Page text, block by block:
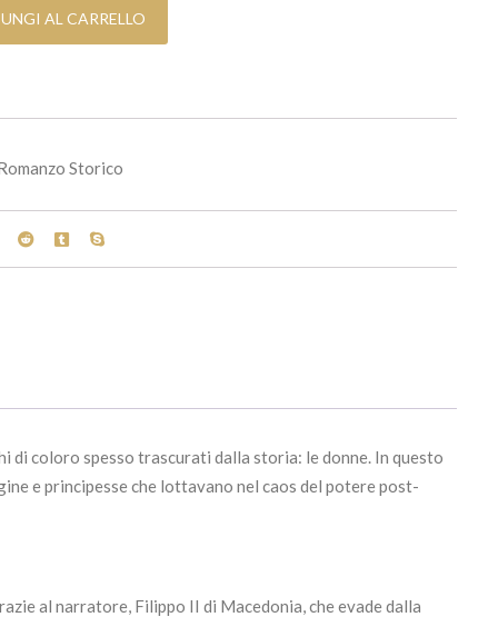
AL CARRELLO
Storico
di coloro spesso trascurati dalla storia: le donne. In questo
e principesse che lottavano nel caos del potere post-
al narratore, Filippo II di Macedonia, che evade dalla